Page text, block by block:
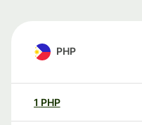
PHP
1 PHP